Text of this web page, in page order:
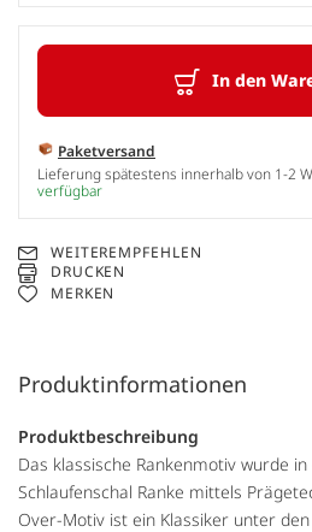
In den
Paketversand
Lieferung spätestens innerhalb von 1-2
verfügbar
WEITEREMPFEHLEN
DRUCKEN
MERKEN
Produktinformationen
Produktbeschreibung
Das klassische Rankenmotiv wurde
Schlaufenschal Ranke mittels
Over-Motiv ist ein Klassiker unter